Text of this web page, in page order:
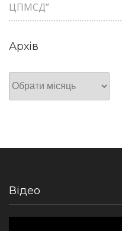
ЦПМСД”
Архів
Архів
Відео